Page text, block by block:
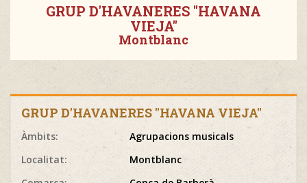
GRUP D'HAVANERES "HAVANA
VIEJA"
Montblanc
GRUP D'HAVANERES "HAVANA VIEJA"
Àmbits:
Agrupacions musicals
Localitat:
Montblanc